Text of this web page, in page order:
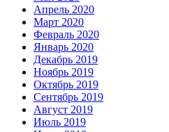
Апрель 2020
Март 2020
Февраль 2020
Январь 2020
Декабрь 2019
Ноябрь 2019
Октябрь 2019
Сентябрь 2019
Август 2019
Июль 2019